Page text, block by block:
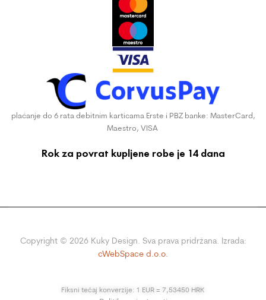
plaćanje do 6 rata debitnim karticama Erste i PBZ banke: MasterCard,
Maestro, VISA
Rok za povrat kupljene robe je 14 dana
Copyright © 2026Kuky Design. Sva prava pridržana. Izrada:
cWebSpace d.o.o.
Fiksni tečaj konverzije: 1 EUR = 7,53450 HRK